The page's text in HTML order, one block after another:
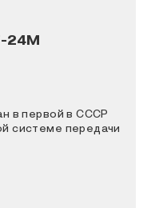
24М
в первой в СССР
системе передачи